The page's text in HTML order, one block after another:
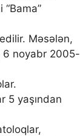
Məsələn,
6 noyabr 2005-
5 yaşından